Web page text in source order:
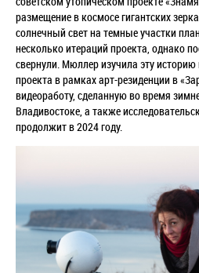
размещение в космосе гигантских
солнечный свет на темные участки
несколько итераций проекта, однако
свернули. Мюллер изучила эту историю
проекта в рамках арт-резиденции в
видеоработу, сделанную во время
Владивостоке, а также
продолжит в 2024 году.